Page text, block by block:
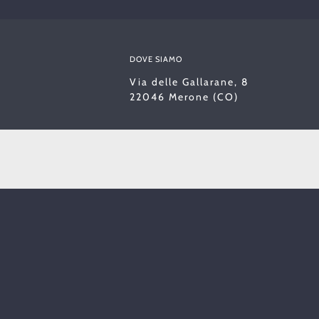
DOVE SIAMO
Via delle Gallarane, 8
22046 Merone (CO)